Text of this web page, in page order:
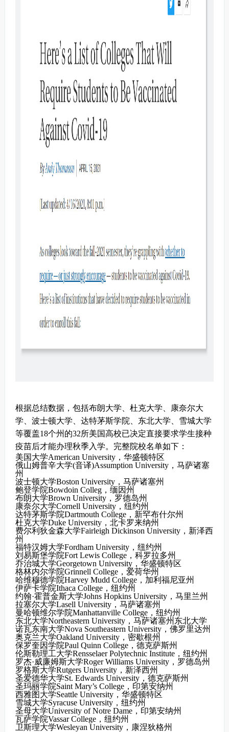
根据总结数据，包括布朗大学、杜克大学、康奈尔大
学、波士顿大学、达特茅斯学院、东北大学、雪城大学
等覆盖18个州的32所美国高校已决定直接要求学生接种
疫苗后才能办理秋季入学。完整院校名单如下：
美国大学American University，华盛顿特区
俄山姆普辛大学(音译)Assumption University，马萨诸塞
州
波士顿大学Boston University，马萨诸塞州
鲍登学院Bowdoin Colleg，缅因州
布朗大学Brown University，罗德岛州
康奈尔大学Cornell University，纽约州
达特茅斯学院Dartmouth College，新罕布什尔州
杜克大学Duke University，北卡罗来纳州
费尔利狄金森大学Fairleigh Dickinson University，新泽西
州
福特汉姆大学Fordham University，纽约州
刘易斯堡学院Fort Lewis College，科罗拉多州
乔治城大学Georgetown University，华盛顿特区
格林内尔学院Grinnell College，爱荷华州
哈维穆德学院Harvey Mudd College，加利福尼亚州
伊萨卡学院Ithaca College，纽约州
约翰·霍普金斯大学Johns Hopkins University，马里兰州
拉塞尔大学Lasell University，马萨诸塞州
曼哈顿维尔学院Manhattanville College，纽约州
东北大学Northeastern University，马萨诸塞州东北大学
诺瓦东南大学Nova Southeastern University，佛罗里达州
奥克兰大学Oakland University，密歇根州
保罗奎因学院Paul Quinn College，德克萨斯州
伦斯勒理工大学Rensselaer Polytechnic Institute，纽约州
罗杰·威廉姆斯大学Roger Williams University，罗德岛州
罗格斯大学Rutgers University，新泽西州
圣爱德华大学St. Edwards University，德克萨斯州
圣玛丽学院Saint Mary’s College，印第安纳州
西雅图大学Seattle University，华盛顿特区
雪城大学Syracuse University，纽约州
圣母大学University of Notre Dame，印第安纳州
瓦萨学院Vassar College，纽约州
卫斯理大学Wesleyan University，康涅狄格州